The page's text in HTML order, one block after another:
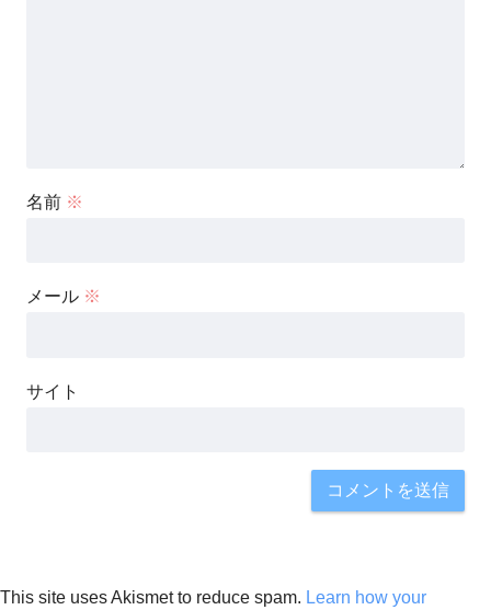
名前 ※
メール ※
サイト
This site uses Akismet to reduce spam. Learn how your